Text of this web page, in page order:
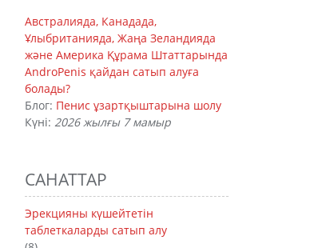
Австралияда, Канадада,
Ұлыбританияда, Жаңа Зеландияда
және Америка Құрама Штаттарында
AndroPenis қайдан сатып алуға
болады?
Блог: Пенис ұзартқыштарына шолу
Күні: 2026 жылғы 7 мамыр
САНАТТАР
Эрекцияны күшейтетін
таблеткаларды сатып алу